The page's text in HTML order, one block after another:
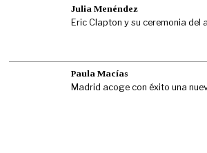
Julia Menéndez
Eric Clapton y su ceremonia del
Paula Macías
Madrid acoge con éxito una